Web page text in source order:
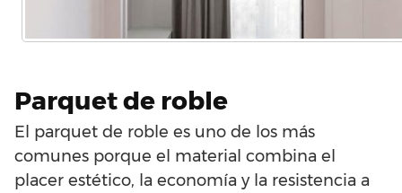
Parquet de roble
El parquet de roble es uno de los más
comunes porque el material combina el
placer estético, la economía y la resistencia a